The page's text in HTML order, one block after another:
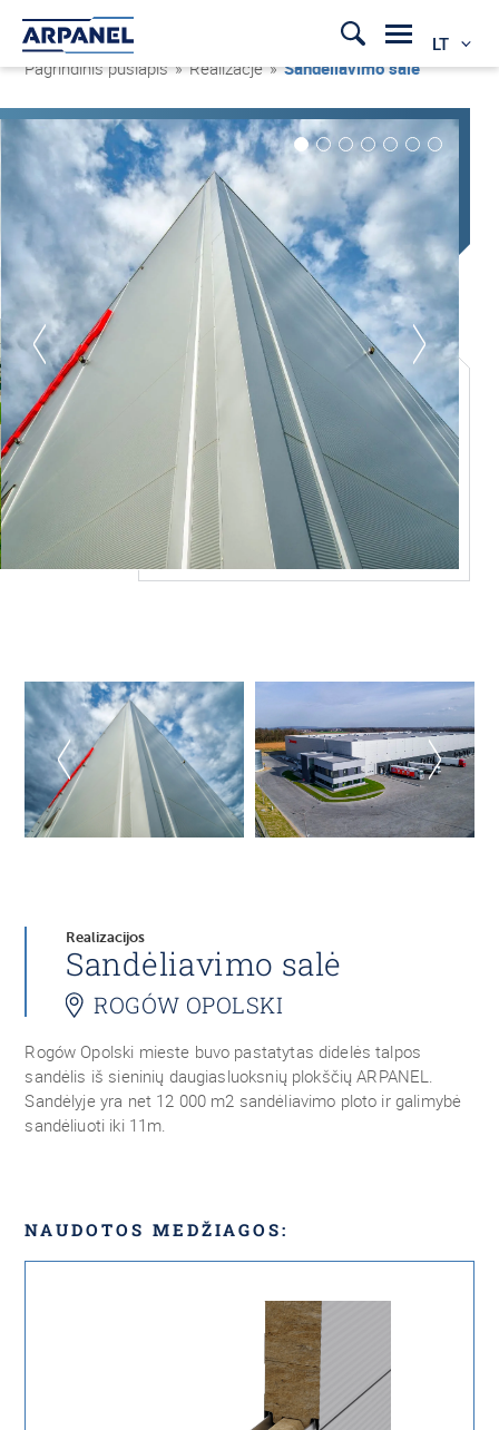
LT
Pagrindinis puslapis » Realizacje »Sandėliavimo salė
Realizacijos
Sandėliavimo salė
ROGÓW OPOLSKI
Rogów Opolski mieste buvo pastatytas didelės talpos
sandėlis iš sieninių daugiasluoksnių plokščių ARPANEL.
Sandėlyje yra net 12 000 m2 sandėliavimo ploto ir galimybė
sandėliuoti iki 11m.
NAUDOTOS MEDŽIAGOS: